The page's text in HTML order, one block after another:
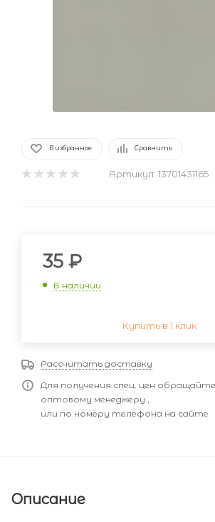
В избранное Сравнить
Артикул: 13701431165
35 ₽
В наличии
Купить в 1 клик
Рассчитать доставку
Для получения спец. цен
оптовому менеджеру ,
или по номеру телефона на сайте
Описание